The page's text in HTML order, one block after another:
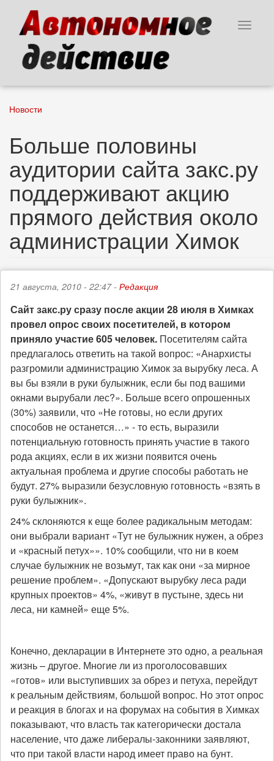
основному
содержанию
Toggle
Новости
Больше половины
аудитории сайта закс.ру
поддерживают акцию
прямого действия около
администрации Химок
21 августа, 2010 - 22:47 - Редакция
Сайт закс.ру сразу после акции 28 июля в Химках
провел опрос своих посетителей, в котором
приняло участие 605 человек. Посетителям сайта
предлагалось ответить на такой вопрос: «Анархисты
разгромили администрацию Химок за вырубку леса. А
вы бы взяли в руки булыжник, если бы под вашими
окнами вырубали лес?». Больше всего опрошенных
(30%) заявили, что «Не готовы, но если других
способов не останется…» - то есть, выразили
потенциальную готовность принять участие в такого
рода акциях, если в их жизни появится очень
актуальная проблема и другие способы работать не
будут. 27% выразили безусловную готовность «взять в
руки булыжник».
24% склоняются к еще более радикальным методам:
они выбрали вариант «Тут не булыжник нужен, а обрез
и «красный петух»». 10% сообщили, что ни в коем
случае булыжник не возьмут, так как они «за мирное
решение проблем». «Допускают вырубку леса ради
крупных проектов» 4%, «живут в пустыне, здесь ни
леса, ни камней» еще 5%.
Конечно, декларации в Интернете это одно, а реальная
жизнь – другое. Многие ли из проголосовавших
«готов» или выступивших за обрез и петуха, перейдут
к реальным действиям, большой вопрос. Но этот опрос
и реакция в блогах и на форумах на события в Химках
показывают, что власть так категорически достала
население, что даже либералы-законники заявляют,
что при такой власти народ имеет право на бунт.